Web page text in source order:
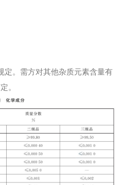
定。需方对其他杂质元素含量有
。